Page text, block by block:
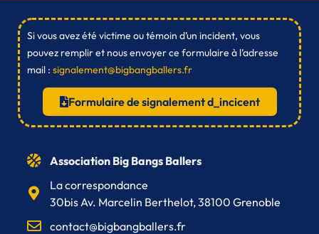
Si vous avez été victime ou témoin d’un incident, vous
pouvez remplir et nous envoyer ce formulaire à l’adresse
mail : signalement@bigbangballers.fr
Formulaire de signalement d_incicent
Association Big Bangs Ballers
La correspondance
30bis Av. Marcelin Berthelot, 38100 Grenoble
contact@bigbangballers.fr